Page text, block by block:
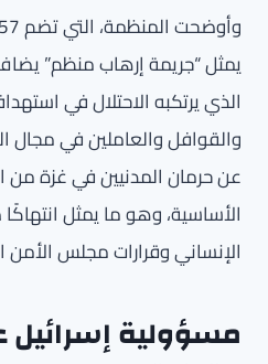
يمثل “جريمة إرهاب منظم”
الذي يرتكبه الاحتلال في
والقوافل والعاملين في مجال
عن حرمان المدنيين في غزة من
الأساسية، وهو ما يمثل انتهاكًا
الإنساني وقرارات مجلس الأمن
مسؤولية